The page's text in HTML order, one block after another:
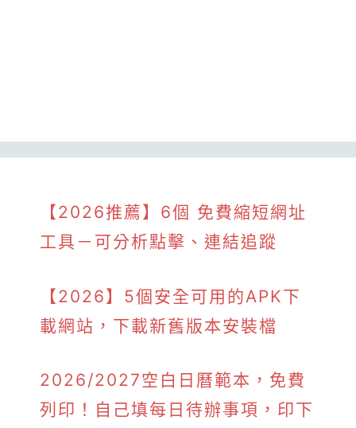
【2026推薦】6個 免費縮短網址
工具－可分析點擊、連結追蹤
【2026】5個安全可用的APK下
載網站，下載新舊版本安裝檔
2026/2027空白日曆範本，免費
列印！自己填每日待辦事項，印下